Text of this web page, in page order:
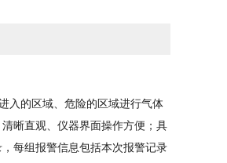
入的区域、危险的区域进行气体
晰直观、仪器界面操作方便；具
每组报警信息包括本次报警记录